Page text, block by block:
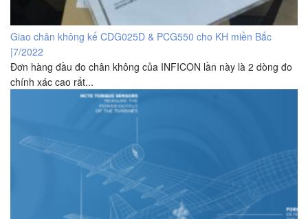
Giao chân không kế CDG025D & PCG550 cho KH miền Bắc
|7/2022
Đơn hàng đầu đo chân không của INFICON lần này là 2 dòng đo
chính xác cao rất...